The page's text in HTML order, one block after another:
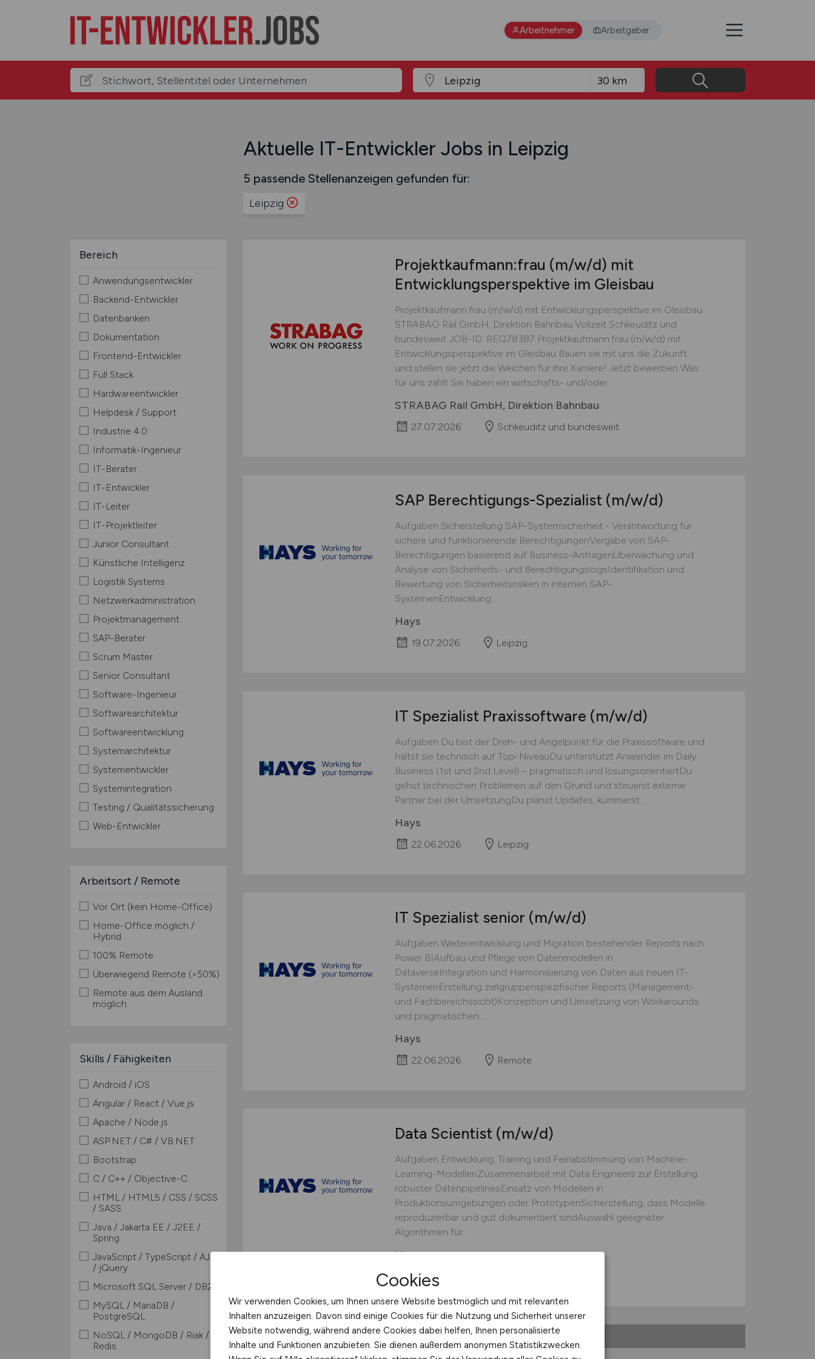
Arbeitnehmer Arbeitgeber
Aktuelle IT-Entwickler Jobs in Leipzig
5 passende Stellenanzeigen gefunden für:
Leipzig
Bereich
Anwendungsentwickler
Backend-Entwickler
Datenbanken
Dokumentation
Frontend-Entwickler
Full Stack
Hardwareentwickler
Helpdesk / Support
Industrie 4.0
Informatik-Ingenieur
IT-Berater
IT-Entwickler
IT-Leiter
IT-Projektleiter
Junior Consultant
Künstliche Intelligenz
Logistik Systems
Netzwerkadministration
Projektmanagement
SAP-Berater
Scrum Master
Senior Consultant
Software-Ingenieur
Softwarearchitektur
Softwareentwicklung
Systemarchitektur
Systementwickler
Systemintegration
Testing / Qualitätssicherung
Web-Entwickler
Arbeitsort / Remote
Vor Ort (kein Home-Office)
Home-Office möglich /
Hybrid
100% Remote
Überwiegend Remote (>50%)
Remote aus dem Ausland
möglich
Skills / Fähigkeiten
Android / iOS
Angular / React / Vue.js
Apache / Node.js
ASP.NET / C# / VB.NET
Bootstrap
C / C++ / Objective-C
HTML / HTML5 / CSS / SCSS
/ SASS
Java / Jakarta EE / J2EE /
Spring
JavaScript / TypeScript / AJAX
/ jQuery
Microsoft SQL Server / DB2
MySQL / MariaDB /
PostgreSQL
NoSQL / MongoDB / Riak /
Redis
Projektkaufmann:frau (m/w/d) mit
Entwicklungsperspektive im Gleisbau
Projektkaufmann:frau (m/w/d) mit Entwicklungsperspektive im Gleisbau
STRABAG Rail GmbH, Direktion Bahnbau Vollzeit Schkeuditz und
bundesweit JOB-ID: REQ78387 Projektkaufmann:frau (m/w/d) mit
Entwicklungsperspektive im Gleisbau Bauen sie mit uns die Zukunft
und stellen sie jetzt die Weichen für ihre Karriere! Jetzt bewerben Was
für uns zählt Sie haben ein wirtschafts- und/oder...
STRABAG Rail GmbH, Direktion Bahnbau
27.07.2026 Schkeuditz und bundesweit
SAP Berechtigungs-Spezialist (m/w/d)
Aufgaben Sicherstellung SAP-Systemsicherheit - Verantwortung für
sichere und funktionierende BerechtigungenVergabe von SAP-
Berechtigungen basierend auf Business-AnfragenÜberwachung und
Analyse von Sicherheits- und BerechtigungslogsIdentifikation und
Bewertung von Sicherheitsrisiken in internen SAP-
SystemenEntwicklung...
Hays
19.07.2026 Leipzig
IT Spezialist Praxissoftware (m/w/d)
Aufgaben Du bist der Dreh- und Angelpunkt für die Praxissoftware und
hältst sie technisch auf Top-NiveauDu unterstützt Anwender im Daily
Business (1st und 2nd Level) – pragmatisch und lösungsorientiertDu
gehst technischen Problemen auf den Grund und steuerst externe
Partner bei der UmsetzungDu planst Updates, kümmerst...
Hays
22.06.2026 Leipzig
IT Spezialist senior (m/w/d)
Aufgaben Weiterentwicklung und Migration bestehender Reports nach
Power BIAufbau und Pflege von Datenmodellen in
DataverseIntegration und Harmonisierung von Daten aus neuen IT-
SystemenErstellung zielgruppenspezifischer Reports (Management-
und Fachbereichssicht)Konzeption und Umsetzung von Workarounds
und pragmatischen...
Hays
22.06.2026 Remote
Data Scientist (m/w/d)
Aufgaben Entwicklung, Training und Feinabstimmung von Machine-
Learning-ModellenZusammenarbeit mit Data Engineers zur Erstellung
robuster DatenpipelinesEinsatz von Modellen in
Produktionsumgebungen oder PrototypenSicherstellung, dass Modelle
reproduzierbar und gut dokumentiert sindAuswahl geeigneter
Algorithmen für...
Hays
15.04.2026
1
Cookies
Wir verwenden Cookies, um Ihnen unsere Website bestmöglich und mit relevanten
Inhalten anzuzeigen. Davon sind einige Cookies für die Nutzung und Sicherheit unserer
Website notwendig, während andere Cookies dabei helfen, Ihnen personalisierte
Inhalte und Funktionen anzubieten. Sie dienen außerdem anonymen Statistikzwecken.